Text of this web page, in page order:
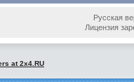
Русская
Лицензия
at 2x4.RU